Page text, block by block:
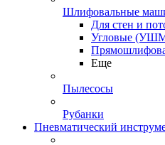
Шлифовальные
Для стен и
Угловые
Еще
Пылесосы
Рубанки
Пневматический